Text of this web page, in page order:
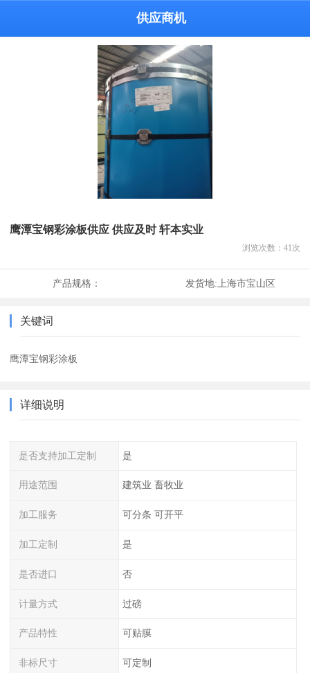
供应商机
鹰潭宝钢彩涂板供应 供应及时 轩本实业
浏览次数： 41 次
产品规格： 发货地:上海市宝山区
关键词
鹰潭宝钢彩涂板
详细说明
是否支持加工定制 是
用途范围 建筑业 畜牧业
加工服务 可分条 可开平
加工定制 是
是否进口 否
计量方式 过磅
产品特性 可贴膜
非标尺寸 可定制